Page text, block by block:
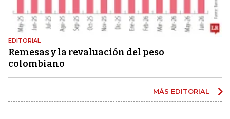
EDITORIAL
Remesas y la revaluación del peso
colombiano
MÁS EDITORIAL